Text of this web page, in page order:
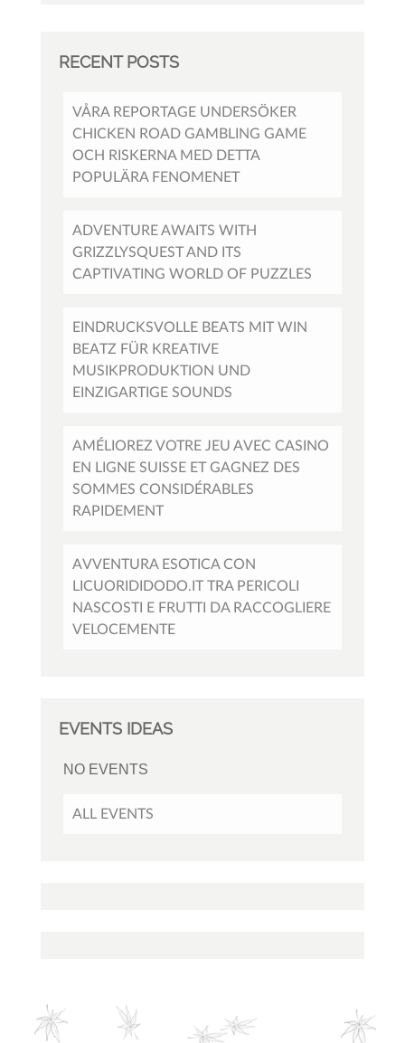
RECENT POSTS
VÅRA REPORTAGE UNDERSÖKER
CHICKEN ROAD GAMBLING GAME
OCH RISKERNA MED DETTA
POPULÄRA FENOMENET
ADVENTURE AWAITS WITH
GRIZZLYSQUEST AND ITS
CAPTIVATING WORLD OF PUZZLES
EINDRUCKSVOLLE BEATS MIT WIN
BEATZ FÜR KREATIVE
MUSIKPRODUKTION UND
EINZIGARTIGE SOUNDS
AMÉLIOREZ VOTRE JEU AVEC CASINO
EN LIGNE SUISSE ET GAGNEZ DES
SOMMES CONSIDÉRABLES
RAPIDEMENT
AVVENTURA ESOTICA CON
LICUORIDIDODO.IT TRA PERICOLI
NASCOSTI E FRUTTI DA RACCOGLIERE
VELOCEMENTE
EVENTS IDEAS
NO EVENTS
ALL EVENTS